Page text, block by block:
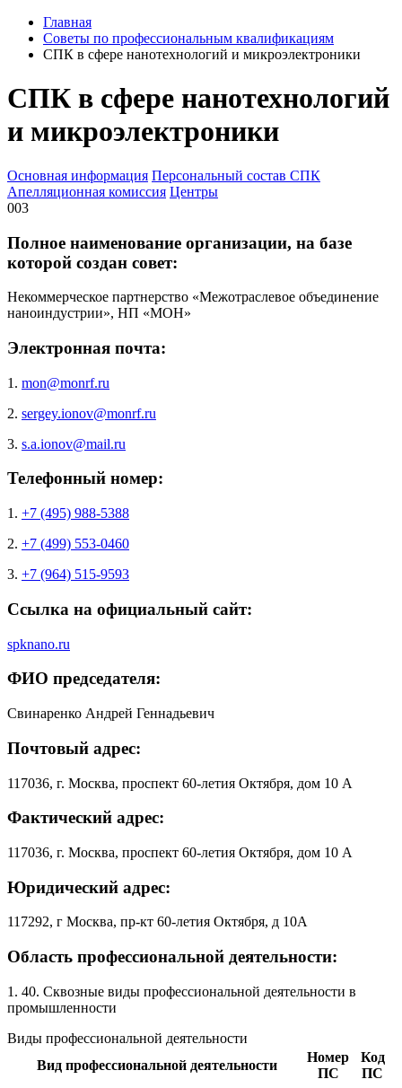
Главная
Советы по профессиональным квалификациям
СПК в сфере нанотехнологий и микроэлектроники
СПК в сфере нанотехнологий
и микроэлектроники
Основная информация Персональный состав СПК
Апелляционная комиссия Центры
003
Полное наименование организации, на базе
которой создан совет:
Некоммерческое партнерство «Межотраслевое объединение
наноиндустрии», НП «МОН»
Электронная почта:
1. mon@monrf.ru
2. sergey.ionov@monrf.ru
3. s.a.ionov@mail.ru
Телефонный номер:
1. +7 (495) 988-5388
2. +7 (499) 553-0460
3. +7 (964) 515-9593
Ссылка на официальный сайт:
spknano.ru
ФИО председателя:
Свинаренко Андрей Геннадьевич
Почтовый адрес:
117036, г. Москва, проспект 60-летия Октября, дом 10 А
Фактический адрес:
117036, г. Москва, проспект 60-летия Октября, дом 10 А
Юридический адрес:
117292, г Москва, пр-кт 60-летия Октября, д 10А
Область профессиональной деятельности:
1. 40. Сквозные виды профессиональной деятельности в
промышленности
Виды профессиональной деятельности
Вид профессиональной деятельности
Номер
ПС
Код
ПС